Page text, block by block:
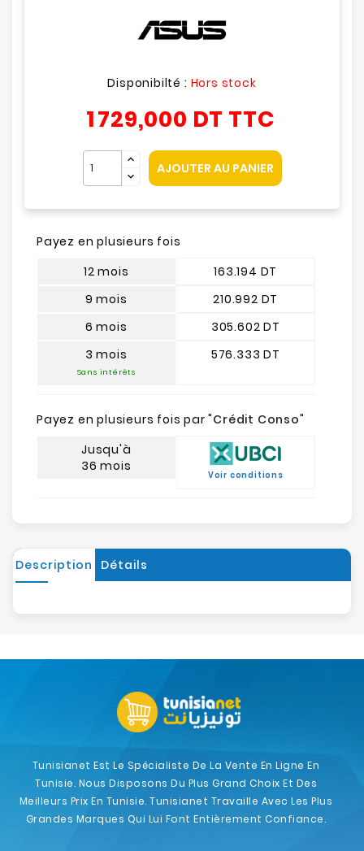
Disponibilté : Hors stock
1 729,000 DT TTC
AJOUTER AU PANIER
Payez en plusieurs fois
12 mois
9 mois
6 mois
3 mois
Sans intérêts
163.194 DT
210.992 DT
305.602 DT
576.333 DT
Payez en plusieurs fois par "Crédit Conso"
Jusqu'à
36 mois
Voir conditions
Description Détails
Tunisianet Est Le Spécialiste De La Vente En Ligne En
Tunisie. Nous Disposons Du Plus Grand Choix Et Des
Meilleurs Prix En Tunisie. Tunisianet Travaille Avec Les Plus
Grandes Marques Qui Lui Font Entièrement Confiance.